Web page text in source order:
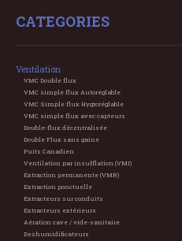
CATEGORIES
Ventilation
VMC Double flux
VMC simple flux Autoréglable
VMC Simple flux Hygroréglable
VMC simple flux avec capteurs
Double-flux décentralisée
Double Flux sans gaine
Puits Canadien
Ventilation par insufflation (VMI)
Extraction permanente (VMR)
Extraction ponctuelle
Extracteurs sur conduits
Extracteurs extérieurs
Aération cave / vide-sanitaire
Deshumidificateurs